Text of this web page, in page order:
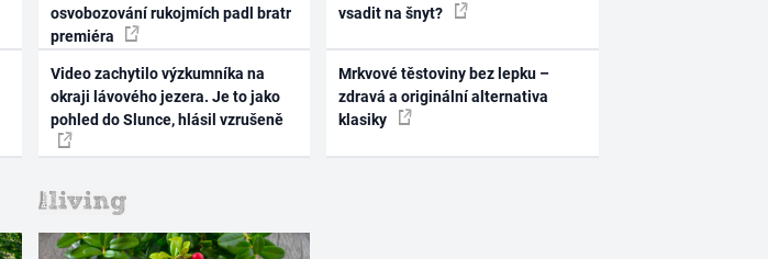
osvobozování rukojmích padl bratr
premiéra
Video zachytilo výzkumníka na
okraji lávového jezera. Je to jako
pohled do Slunce, hlásil vzrušeně
vsadit na šnyt?
Mrkvové těstoviny bez lepku –
zdravá a originální alternativa
klasiky